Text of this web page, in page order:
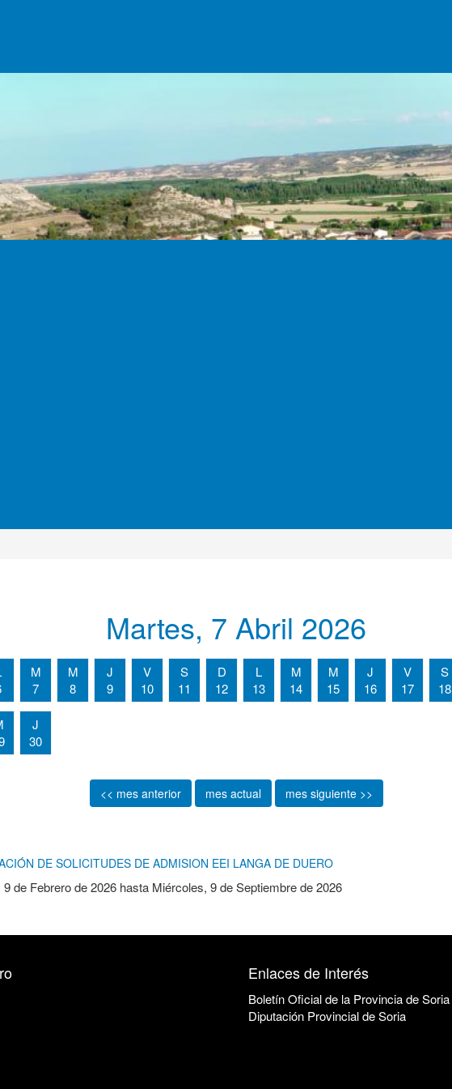
Martes, 7 Abril 2026
M
7
M
8
J
9
V
10
S
11
D
12
L
13
M
14
M
15
J
16
V
17
S
18
J
30
<< mes anterior mes actual mes siguiente >>
DE SOLICITUDES DE ADMISION EEI LANGA DE DUERO
9 de Febrero de 2026hasta Miércoles, 9 de Septiembre de 2026
Enlaces de Interés
Boletín Oficial de la Provincia de Soria
Diputación Provincial de Soria